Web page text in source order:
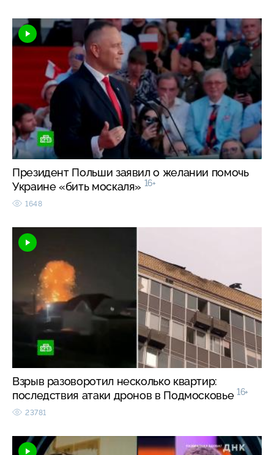
Президент Польши заявил о желании помочь
Украине «бить москаля» 16+
1648
Взрыв разоворотил несколько квартир:
последствия атаки дронов в Подмосковье 16+
23781